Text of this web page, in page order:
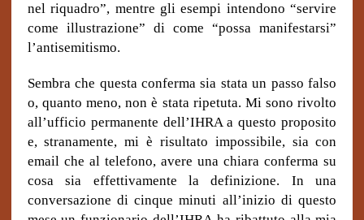
nel riquadro”, mentre gli esempi intendono “servire
come illustrazione” di come “possa manifestarsi”
l’antisemitismo.
Sembra che questa conferma sia stata un passo falso
o, quanto meno, non è stata ripetuta. Mi sono rivolto
all’ufficio permanente dell’IHRA a questo proposito
e, stranamente, mi è risultato impossibile, sia con
email che al telefono, avere una chiara conferma su
cosa sia effettivamente la definizione. In una
conversazione di cinque minuti all’inizio di questo